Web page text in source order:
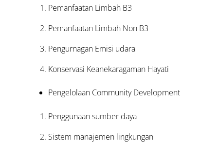
Pemanfaatan Limbah B3
Pemanfaatan Limbah Non B3
Pengurnagan Emisi udara
Konservasi Keanekaragaman Hayati
Pengelolaan Community Development
Penggunaan sumber daya
Sistem manajemen lingkungan